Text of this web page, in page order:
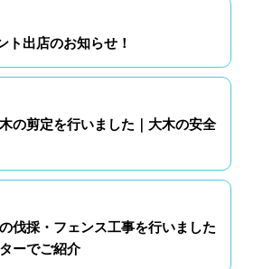
ト出店のお知らせ！
の剪定を行いました｜大木の安全
伐採・フェンス工事を行いました
ーでご紹介